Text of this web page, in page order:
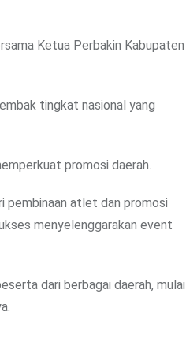
Ketua Perbakin Kabupaten
tingkat nasional yang
promosi daerah.
pembinaan atlet dan promosi
menyelenggarakan event
dari berbagai daerah, mulai